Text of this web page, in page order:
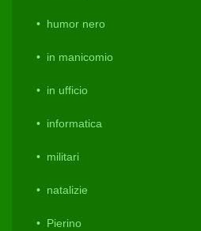
humor nero
in manicomio
in ufficio
informatica
militari
natalizie
Pierino